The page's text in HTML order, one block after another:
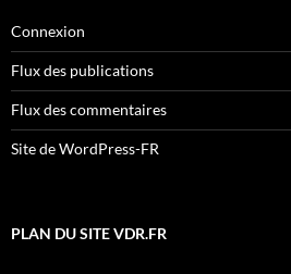
Connexion
Flux des publications
Flux des commentaires
Site de WordPress-FR
PLAN DU SITE VDR.FR